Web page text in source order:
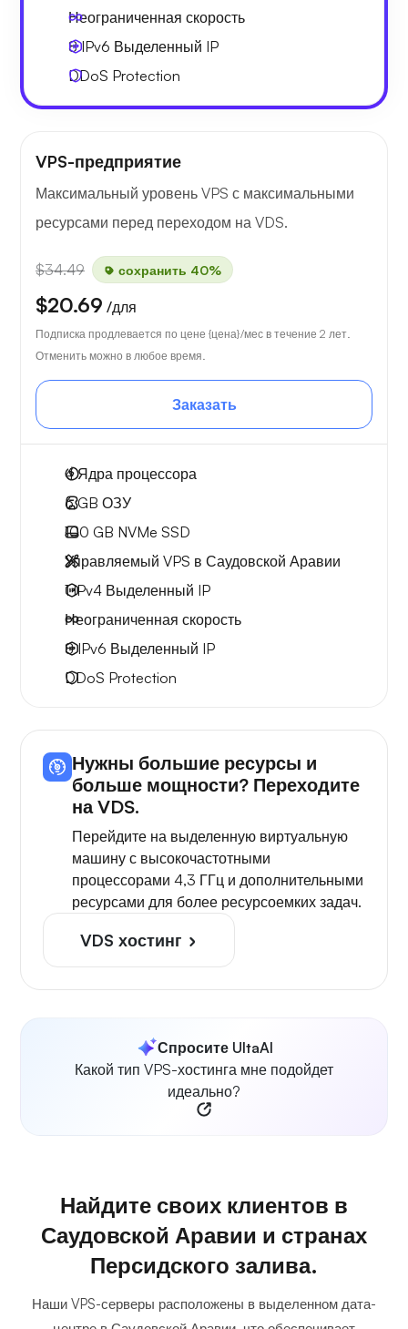
Неограниченная скорость
8 IPv6 Выделенный IP
DDoS Protection
VPS-предприятие
Максимальный уровень VPS с максимальными
ресурсами перед переходом на VDS.
$34.49 сохранить 40%
$20.69 /для
Подписка продлевается по цене {цена}/мес в течение 2 лет.
Отменить можно в любое время.
Заказать
4Ядра процессора
6 GB ОЗУ
100 GB NVMe SSD
Управляемый VPS в Саудовской Аравии
1 IPv4 Выделенный IP
Неограниченная скорость
8 IPv6 Выделенный IP
DDoS Protection
Нужны большие ресурсы и
больше мощности? Переходите
на VDS.
Перейдите на выделенную виртуальную
машину с высокочастотными
процессорами 4,3 ГГц и дополнительными
ресурсами для более ресурсоемких задач.
VDS хостинг
Спросите UltaAI
Какой тип VPS-хостинга мне подойдет
идеально?
Найдите своих клиентов в
Саудовской Аравии и странах
Персидского залива.
Наши VPS-серверы расположены в выделенном дата-